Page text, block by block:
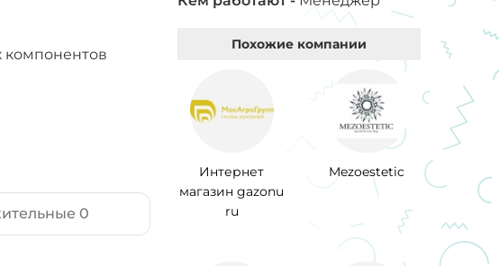
компонентов
0
Похожие компании
Интернет
магазин gazonu
ru
Mezoestetic